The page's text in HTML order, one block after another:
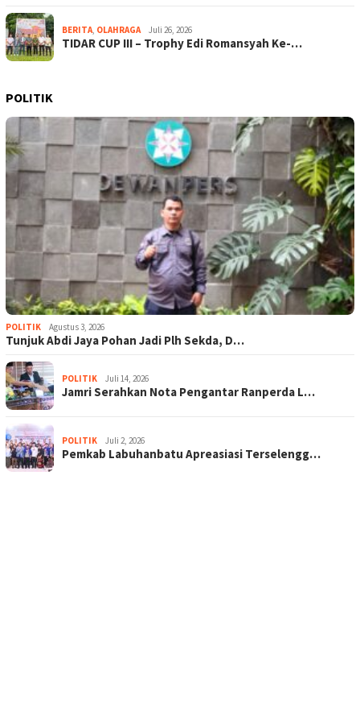
BERITA, OLAHRAGA Juli 26, 2026
TIDAR CUP III – Trophy Edi Romansyah Ke-…
POLITIK
POLITIK Agustus 3, 2026
Tunjuk Abdi Jaya Pohan Jadi Plh Sekda, D…
POLITIK Juli 14, 2026
Jamri Serahkan Nota Pengantar Ranperda L…
POLITIK Juli 2, 2026
Pemkab Labuhanbatu Apreasiasi Terselengg…